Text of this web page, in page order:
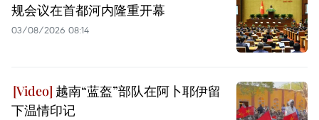
规会议在首都河内隆重开幕
03/08/2026 08:14
越南“蓝盔”部队在阿卜耶伊留
下温情印记